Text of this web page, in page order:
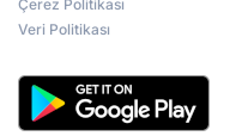
Çerez Politikası
Veri Politikası